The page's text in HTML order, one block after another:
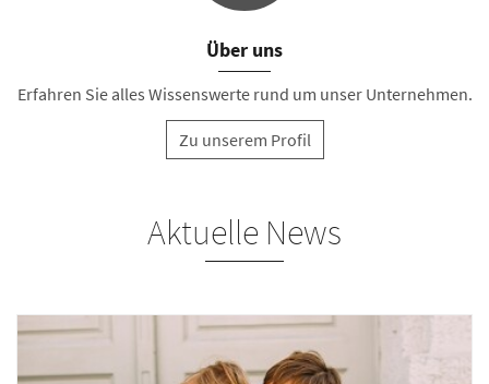
Über uns
Erfahren Sie alles Wissenswerte rund um unser Unternehmen.
Zu unserem Profil
Aktuelle News